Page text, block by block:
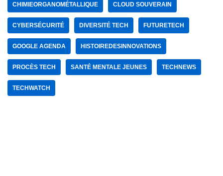
CHIMIEORGANOMÉTALLIQUE CLOUD SOUVERAIN
CYBERSÉCURITÉ DIVERSITÉ TECH FUTURETECH
GOOGLE AGENDA HISTOIREDESINNOVATIONS
PROCÈS TECH SANTÉ MENTALE JEUNES TECHNEWS
TECHWATCH